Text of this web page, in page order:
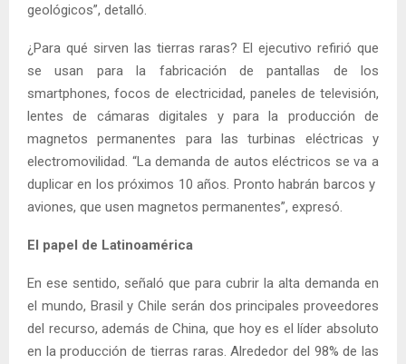
geológicos”, detalló.
¿Para qué sirven las tierras raras? El ejecutivo refirió que
se usan para la fabricación de pantallas de los
smartphones, focos de electricidad, paneles de televisión,
lentes de cámaras digitales y para la producción de
magnetos permanentes para las turbinas eléctricas y
electromovilidad. “La demanda de autos eléctricos se va a
duplicar en los próximos 10 años. Pronto habrán barcos y
aviones, que usen magnetos permanentes”, expresó.
El papel de Latinoamérica
En ese sentido, señaló que para cubrir la alta demanda en
el mundo, Brasil y Chile serán dos principales proveedores
del recurso, además de China, que hoy es el líder absoluto
en la producción de tierras raras. Alrededor del 98% de las